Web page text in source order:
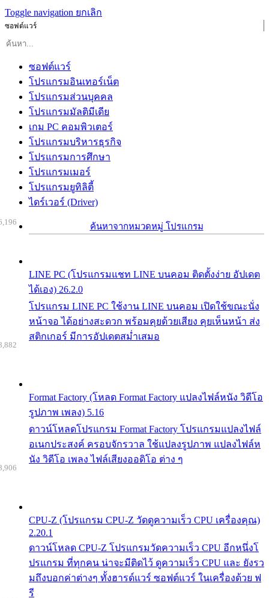
Toggle navigation ยกเลิก
ซอฟต์แวร์
ซอฟต์แวร์
โปรแกรมอินเทอร์เน็ต
โปรแกรมส่วนบุคคล
โปรแกรมมัลติมีเดีย
เกม PC คอมพิวเตอร์
โปรแกรมบริหารธุรกิจ
โปรแกรมการศึกษา
โปรแกรมเมอร์
โปรแกรมยูทิลิตี้
ไดร์เวอร์ (Driver)
ค้นหาจากหมวดหมู่ โปรแกรม
LINE PC (โปรแกรมแชท LINE บนคอม ติดตั้งง่าย อัปเดต
ได้เอง) 26.2.0
โปรแกรม LINE PC ใช้งาน LINE บนคอม เปิดใช้ขณะนั่ง
หน้าจอ ได้อย่างสะดวก พร้อมคุยด้วยเสียง คุยเห็นหน้า ส่ง
สติกเกอร์ มีการอัปเดตสม่ำเสมอ
Format Factory (โหลด Format Factory แปลงไฟล์หนัง วิดีโอ
รูปภาพ เพลง) 5.16
ดาวน์โหลดโปรแกรม Format Factory โปรแกรมแปลงไฟล์
อเนกประสงค์ ครอบจักรวาล ใช้แปลงรูปภาพ แปลงไฟล์ห
นัง วิดีโอ เพลง ไฟล์เสียงออดิโอ ต่าง ๆ
CPU-Z (โปรแกรม CPU-Z วัดดูความเร็ว CPU เครื่องคุณ)
2.20.1
ดาวน์โหลด CPU-Z โปรแกรมวัดความเร็ว CPU อีกหนึ่งโ
ปรแกรม ที่ทุกคน น่าจะมีติดไว้ ดูความเร็ว CPU และ ยังรว
มถึงบอกค่าต่างๆ ทั้งฮารด์แวร์ ซอฟต์แวร์ ในเครื่องด้วย ฟ
รี